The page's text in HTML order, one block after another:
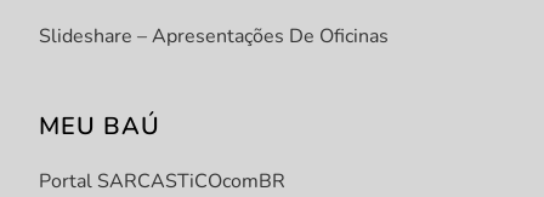
Slideshare – Apresentações De Oficinas
MEU BAÚ
Portal SARCASTiCOcomBR